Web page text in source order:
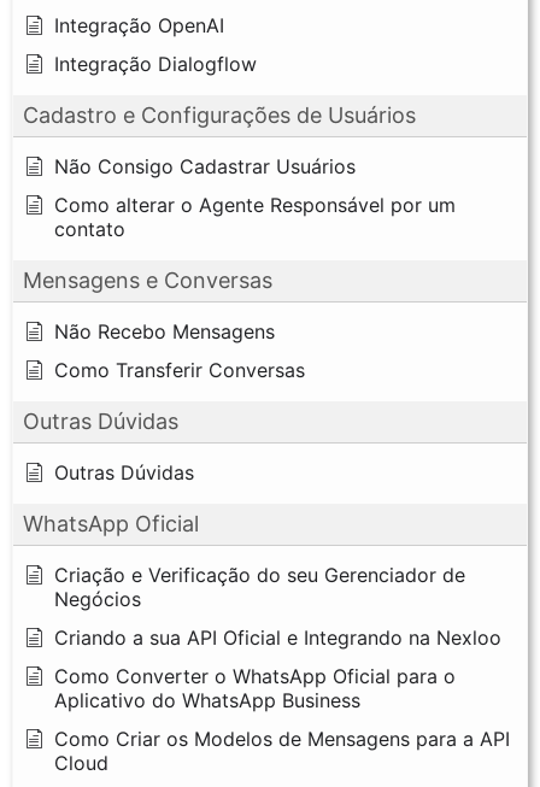
Integração OpenAI
Integração Dialogflow
Cadastro e Configurações de Usuários
Não Consigo Cadastrar Usuários
Como alterar o Agente Responsável por um
contato
Mensagens e Conversas
Não Recebo Mensagens
Como Transferir Conversas
Outras Dúvidas
Outras Dúvidas
WhatsApp Oficial
Criação e Verificação do seu Gerenciador de
Negócios
Criando a sua API Oficial e Integrando na Nexloo
Como Converter o WhatsApp Oficial para o
Aplicativo do WhatsApp Business
Como Criar os Modelos de Mensagens para a API
Cloud